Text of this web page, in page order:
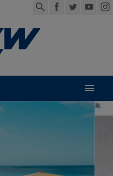
